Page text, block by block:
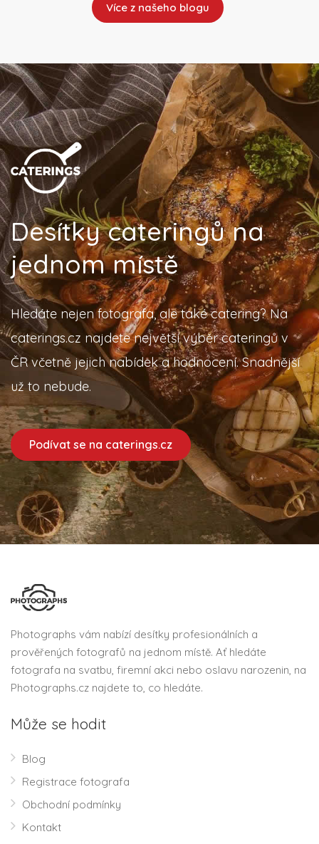
Více z našeho blogu
Desítky cateringů na
jednom místě
Hledáte nejen fotografa, ale také catering? Na
caterings.cz najdete největší výběr cateringů v
ČR včetně jejich nabídek a hodnocení. Snadnější
už to nebude.
Podívat se na caterings.cz
Photographs vám nabízí desítky profesionálních a
prověřených fotografů na jednom místě. Ať hledáte
fotografa na svatbu, firemní akci nebo oslavu narozenin, na
Photographs.cz najdete to, co hledáte.
Může se hodit
Blog
Registrace fotografa
Obchodní podmínky
Kontakt